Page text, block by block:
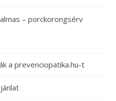
– porckorongsérv
a prevenciopatika.hu-t